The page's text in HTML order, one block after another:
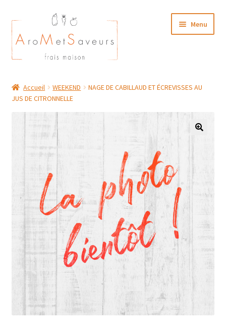
Aller
à
la
navigation
Aller
au
contenu
Menu
Plat du Jour/ Menu Week end
NOS BOUTIQUES
MON COMPTE
Accueil WEEKEND
NAGE DE CABILLAUD ET ÉCREVISSES AU
JUS DE CITRONNELLE